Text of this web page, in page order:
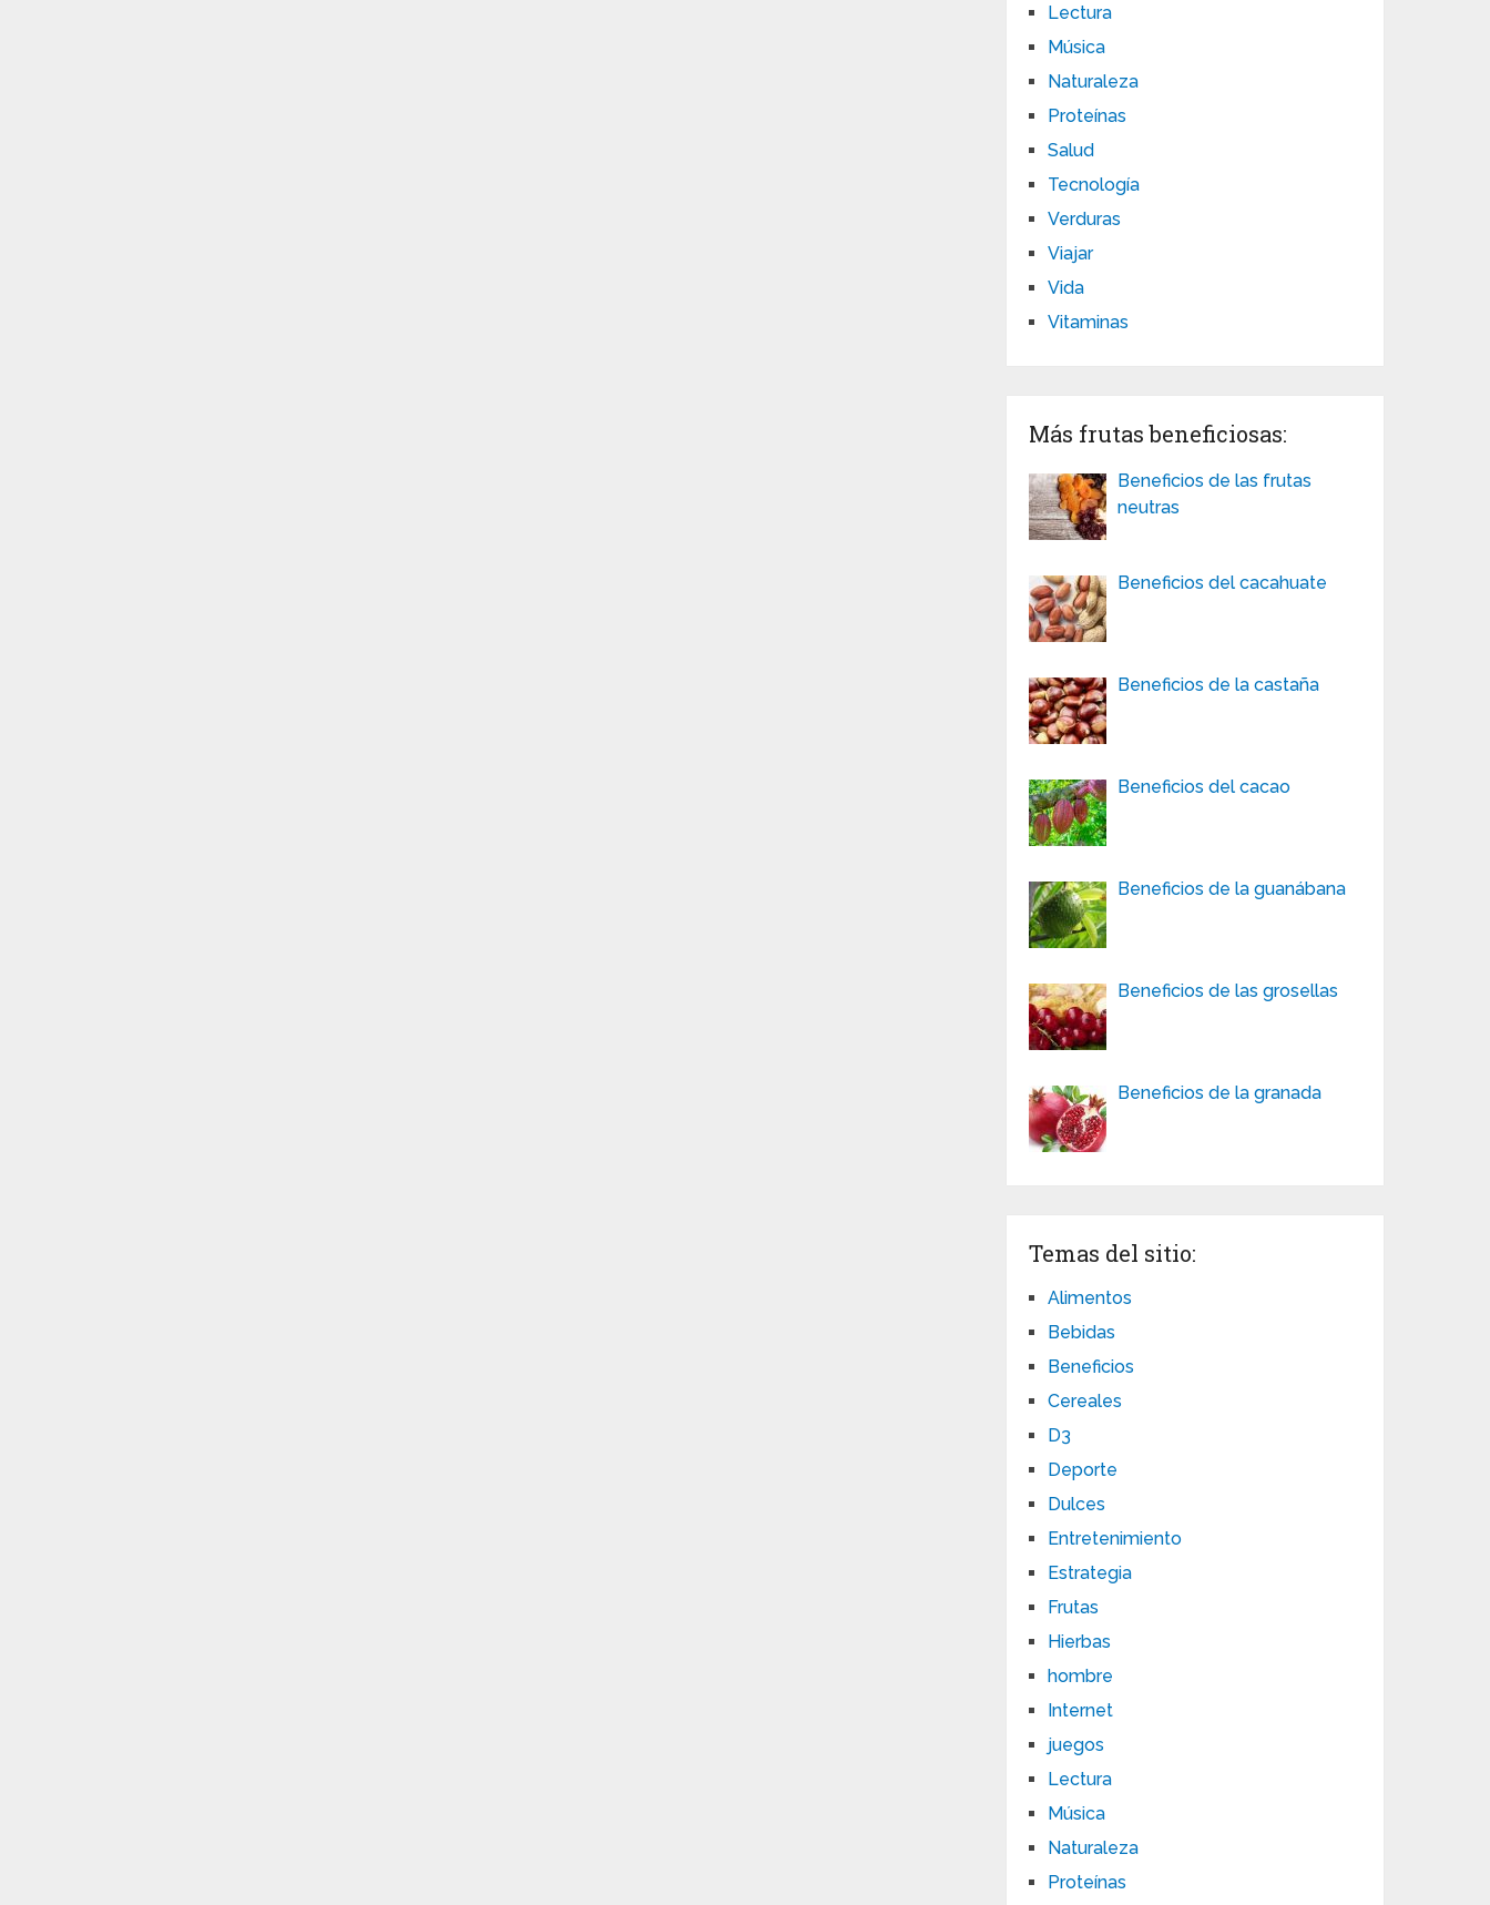
Lectura
Música
Naturaleza
Proteínas
Salud
Tecnología
Verduras
Viajar
Vida
Vitaminas
Más frutas beneficiosas:
Beneficios de las frutas
neutras
Beneficios del cacahuate
Beneficios de la castaña
Beneficios del cacao
Beneficios de la guanábana
Beneficios de las grosellas
Beneficios de la granada
Temas del sitio:
Alimentos
Bebidas
Beneficios
Cereales
D3
Deporte
Dulces
Entretenimiento
Estrategia
Frutas
Hierbas
hombre
Internet
juegos
Lectura
Música
Naturaleza
Proteínas